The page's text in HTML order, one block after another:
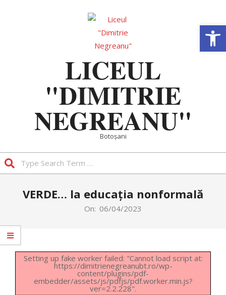
LICEUL
"DIMITRIE
NEGREANU"
Botoșani
NavigationVERDE… la educația nonformală
On: 06/04/2023
Setting up fake worker failed: "Cannot load script at:
https://dimitrienegreanubt.ro/wp-
content/plugins/pdf-
embedder/assets/js/pdfjs/pdf.worker.min.js?
ver=2.2.228".